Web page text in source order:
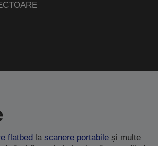
flatbedla scanere portabileși multe